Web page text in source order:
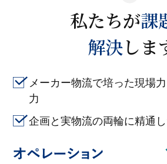
私たちが課
解決しま
メーカー物流で培った現場
力
企画と実物流の両輪に精通